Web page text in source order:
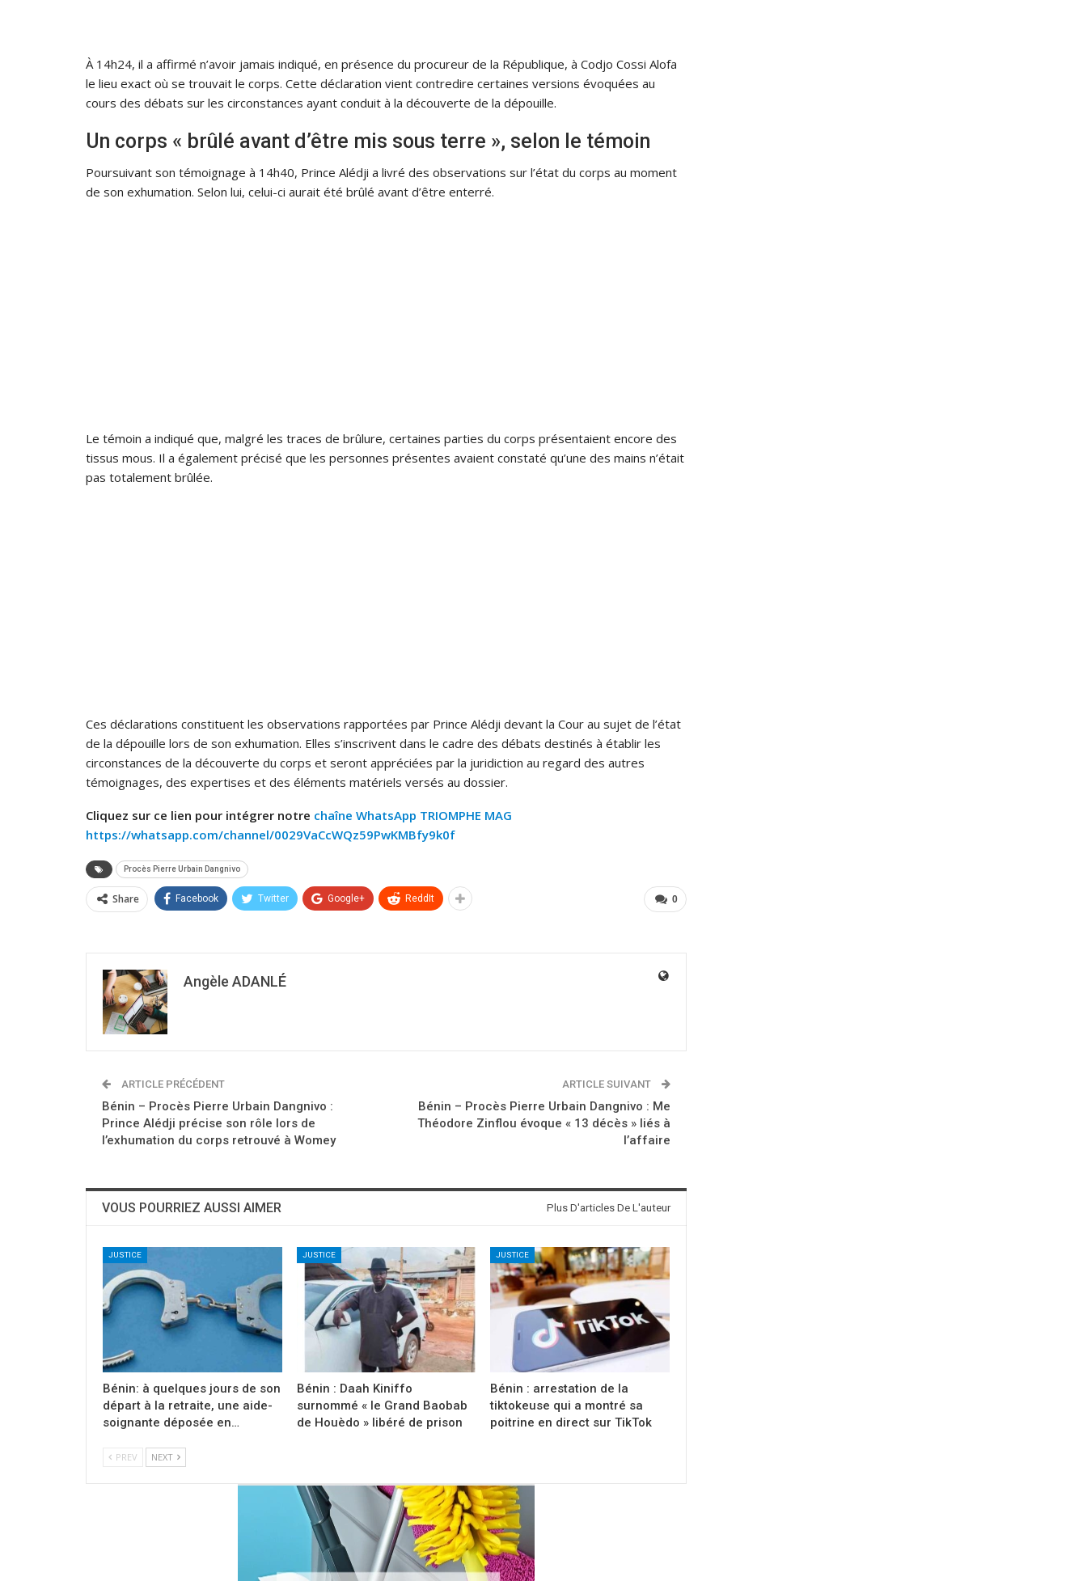
À 14h24, il a affirmé n’avoir jamais indiqué, en présence du procureur de la République, à Codjo Cossi Alofa
le lieu exact où se trouvait le corps. Cette déclaration vient contredire certaines versions évoquées au
cours des débats sur les circonstances ayant conduit à la découverte de la dépouille.
Un corps « brûlé avant d’être mis sous terre », selon le témoin
Poursuivant son témoignage à 14h40, Prince Alédji a livré des observations sur l’état du corps au moment
de son exhumation. Selon lui, celui-ci aurait été brûlé avant d’être enterré.
Le témoin a indiqué que, malgré les traces de brûlure, certaines parties du corps présentaient encore des
tissus mous. Il a également précisé que les personnes présentes avaient constaté qu’une des mains n’était
pas totalement brûlée.
Ces déclarations constituent les observations rapportées par Prince Alédji devant la Cour au sujet de l’état
de la dépouille lors de son exhumation. Elles s’inscrivent dans le cadre des débats destinés à établir les
circonstances de la découverte du corps et seront appréciées par la juridiction au regard des autres
témoignages, des expertises et des éléments matériels versés au dossier.
Cliquez sur ce lien pour intégrer notre chaîne WhatsApp TRIOMPHE MAG
https://whatsapp.com/channel/0029VaCcWQz59PwKMBfy9k0f
Procès Pierre Urbain Dangnivo
0
Share Facebook Twitter Google+ ReddIt
Angèle ADANLÉ
ARTICLE PRÉCÉDENT
Bénin – Procès Pierre Urbain Dangnivo :
Prince Alédji précise son rôle lors de
l’exhumation du corps retrouvé à Womey
ARTICLE SUIVANT
Bénin – Procès Pierre Urbain Dangnivo : Me
Théodore Zinflou évoque « 13 décès » liés à
l’affaire
VOUS POURRIEZ AUSSI AIMER Plus D'articles De L'auteur
JUSTICE
Bénin: à quelques jours de son
départ à la retraite, une aide-
soignante déposée en…
JUSTICE
Bénin : Daah Kiniffo
surnommé « le Grand Baobab
de Houèdo » libéré de prison
JUSTICE
Bénin : arrestation de la
tiktokeuse qui a montré sa
poitrine en direct sur TikTok
PREV NEXT